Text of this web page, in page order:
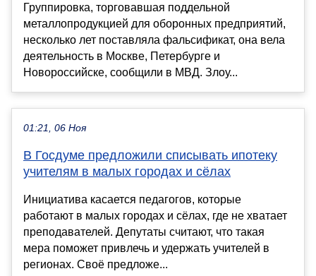
Группировка, торговавшая поддельной
металлопродукцией для оборонных предприятий,
несколько лет поставляла фальсификат, она вела
деятельность в Москве, Петербурге и
Новороссийске, сообщили в МВД. Злоу...
01:21, 06 Ноя
В Госдуме предложили списывать ипотеку
учителям в малых городах и сёлах
Инициатива касается педагогов, которые
работают в малых городах и сёлах, где не хватает
преподавателей. Депутаты считают, что такая
мера поможет привлечь и удержать учителей в
регионах. Своё предложе...